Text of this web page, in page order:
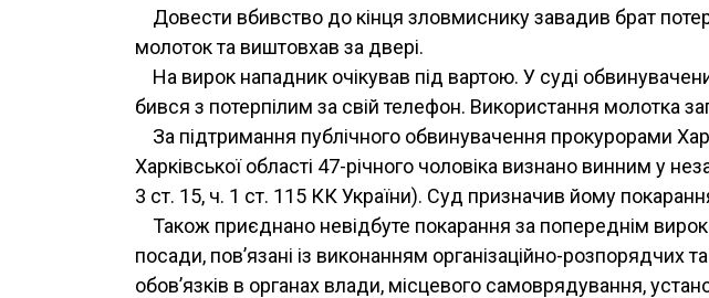
Довести вбивство до кінця зловмиснику завадив брат
молоток та виштовхав за двері.
На вирок нападник очікував під вартою. У суді
бився з потерпілим за свій телефон. Використання молотка
За підтримання публічного обвинувачення прокурорами
Харківської області 47-річного чоловіка визнано винним у
3 ст. 15, ч. 1 ст. 115 КК України). Суд призначив йому
Також приєднано невідбуте покарання за попереднім
посади, пов’язані із виконанням організаційно-розпорядчих
обов’язків в органах влади, місцевого самоврядування,